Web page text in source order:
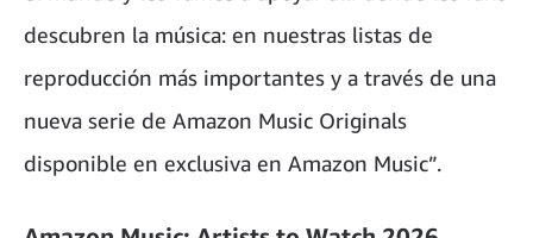
descubren la música: en nuestras listas de
reproducción más importantes y a través de una
nueva serie de Amazon Music Originals
disponible en exclusiva en Amazon Music”.